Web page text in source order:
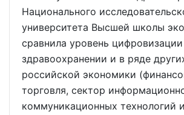
Национального
университета Высшей школы
сравнила уровень
здравоохранении и в ряде
российской экономики
торговля, сектор
коммуникационных технологий